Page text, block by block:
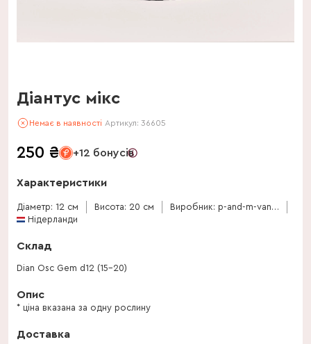
Діантус мікс
Немає в наявності Артикул: 36605
250 ₴ +12 бонусів
Характеристики
Діаметр: 12 см Висота: 20 см
Виробник: p-and-m-van-der-knaap
Нідерланди
Склад
Dian Osc Gem d12 (15-20)
Опис
* ціна вказана за одну рослину
Доставка